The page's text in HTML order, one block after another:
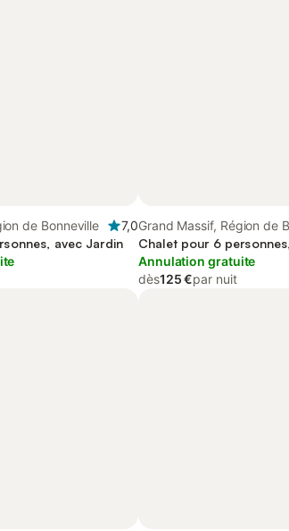
de Bonneville
7,0
avec Jardin
Grand Massif, Région de
Chalet pour 6
Annulation gratuite
dès125 €par nuit